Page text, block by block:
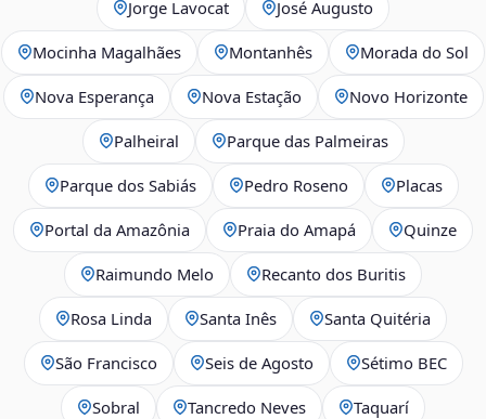
Jorge Lavocat José Augusto
Mocinha Magalhães Montanhês Morada do Sol
Nova Esperança Nova Estação Novo Horizonte
Palheiral Parque das Palmeiras
Parque dos Sabiás Pedro Roseno Placas
Portal da Amazônia Praia do Amapá Quinze
Raimundo Melo Recanto dos Buritis
Rosa Linda Santa Inês Santa Quitéria
São Francisco Seis de Agosto Sétimo BEC
Sobral Tancredo Neves Taquarí